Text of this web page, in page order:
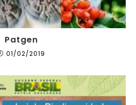
Patgen
01/02/2019